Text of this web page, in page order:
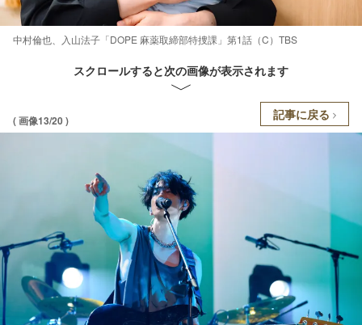
中村倫也、入山法子「DOPE 麻薬取締部特捜課」第1話（C）TBS
スクロールすると次の画像が表示されます
( 画像13/20 ) 記事に戻る